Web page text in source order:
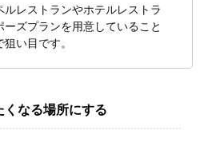
ルレストランやホテルレストラ
ーズプランを用意していること
い目です。
くなる場所にする